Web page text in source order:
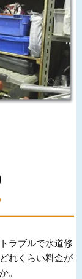
ラブルで水道修
れくらい料金が